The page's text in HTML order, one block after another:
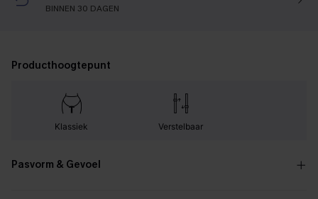
BINNEN 30 DAGEN
Producthoogtepunt
Klassiek Verstelbaar
Pasvorm & Gevoel